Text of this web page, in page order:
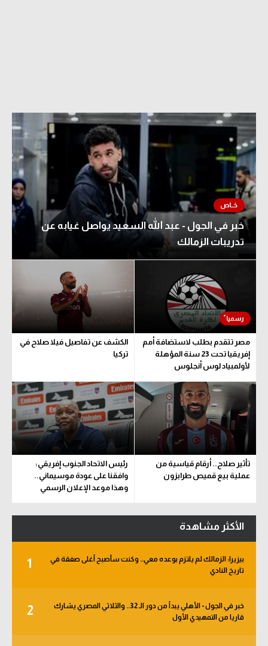
خبر في الجول - عبد الله السعيد يواصل غيابه عن
تدريبات الزمالك
مصر تتقدم بطلب لاستضافة أمم
إفريقيا تحت 23 سنة المؤهلة
لأولمبياد لوس أنجلوس
الكشف عن تفاصيل فيلا صلاح في
تركيا
تأثير صلاح.. أرقام قياسية من
عملية بيع قميص طرابزون
رئيس الاتحاد الجنوب إفريقي:
وافقنا على عودة موسيماني..
وهذا موعد الإعلان الرسمي
الأكثر مشاهدة
1
بيزيرا: الزمالك لم يلتزم بوعده معي.. وكنت سأصبح أغلى صفقة في
تاريخ النادي
2
خبر في الجول - الأهلي يبدأ من دور الـ 32.. والثلاثي المصري يشارك
قاريا من التمهيدي الأول